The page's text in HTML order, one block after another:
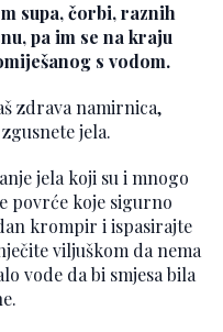
supa, čorbi, raznih
pa im se na kraju
s vodom.
zdrava namirnica,
jela.
jela koji su i mnogo
povrće koje sigurno
krompir i ispasirajte
viljuškom da nema
vode da bi smjesa bila